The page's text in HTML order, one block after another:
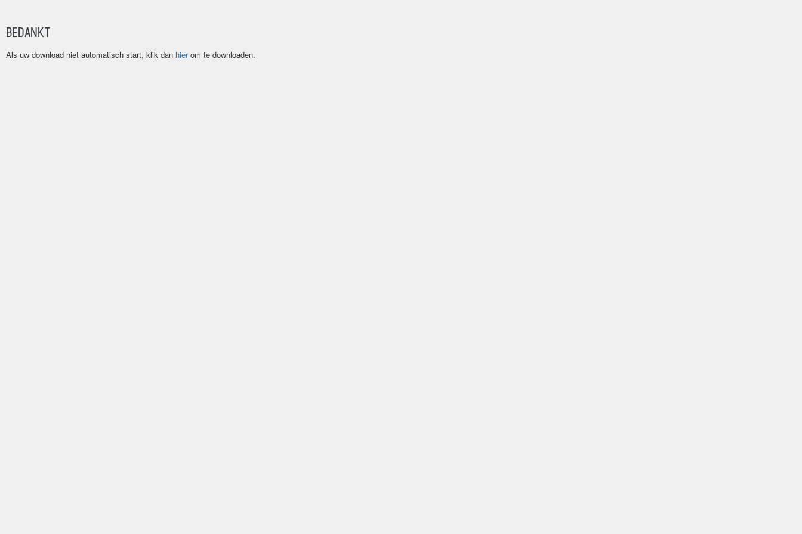
Bedankt
Als uw download niet automatisch start, klik dan hierom te downloaden.